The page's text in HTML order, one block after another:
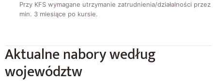
Przy KFS wymagane utrzymanie zatrudnienia/działalności przez
min. 3 miesiące po kursie.
Aktualne nabory według
województw